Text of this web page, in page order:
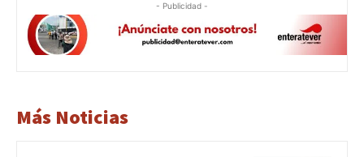
- Publicidad -
Más Noticias